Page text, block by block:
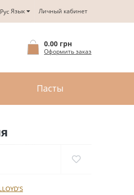
Язык Личный кабинет
0.00 грн
Оформить заказ
Пасты